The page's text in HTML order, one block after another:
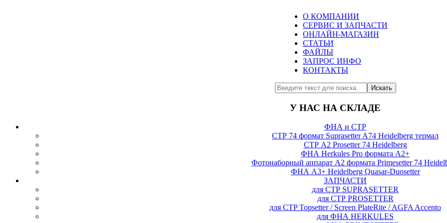
О КОМПАНИИ
СЕРВИС И ЗАПЧАСТИ
ОНЛАЙН-МАГАЗИН
СТАТЬИ
ФАЙЛЫ
ЗАПРОС ИНФО
КОНТАКТЫ
Искать
У НАС НА СКЛАДЕ
ФНА и СТР
СТР 74 формат Suprasetter A74 Heidelberg термал
СТР А2 Prosetter 74 Heidelberg
ФНА Herkules Pro формата А2+
Фотонаборный аппарат А2 формата Primesetter 74
ФНА А3+ Heidelberg Quasar-Duosetter
ЗАПЧАСТИ
для СТР SUPRASETTER
для СТР PROSETTER
для CTP Topsetter / Screen PlateRite / AGFA Accento
для ФНА HERKULES